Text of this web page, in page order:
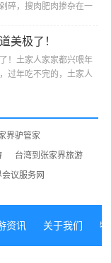
碎，搜肉肥肉掺杂在一
美极了！
！土家人家家都兴喂年
过年吃不完的，土家人
界驴管家
台湾到张家界旅游
会议服务网
资讯 关于我们